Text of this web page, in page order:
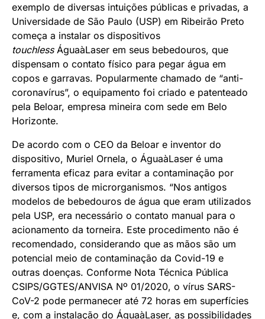
exemplo de diversas intuições públicas e privadas, a
Universidade de São Paulo (USP) em Ribeirão Preto
começa a instalar os dispositivos
touchless ÁguaàLaser em seus bebedouros, que
dispensam o contato físico para pegar água em
copos e garravas. Popularmente chamado de “anti-
coronavírus”, o equipamento foi criado e patenteado
pela Beloar, empresa mineira com sede em Belo
Horizonte.
De acordo com o CEO da Beloar e inventor do
dispositivo, Muriel Ornela, o ÁguaàLaser é uma
ferramenta eficaz para evitar a contaminação por
diversos tipos de microrganismos. “Nos antigos
modelos de bebedouros de água que eram utilizados
pela USP, era necessário o contato manual para o
acionamento da torneira. Este procedimento não é
recomendado, considerando que as mãos são um
potencial meio de contaminação da Covid-19 e
outras doenças. Conforme Nota Técnica Pública
CSIPS/GGTES/ANVISA Nº 01/2020, o vírus SARS-
CoV-2 pode permanecer até 72 horas em superfícies
e, com a instalação do ÁguaàLaser, as possibilidades